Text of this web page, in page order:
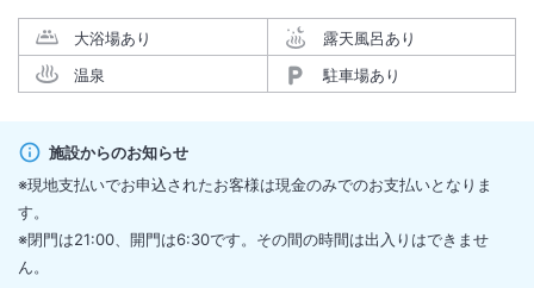
大浴場あり
露天風呂あり
温泉
駐車場あり
施設からのお知らせ
※現地支払いでお申込されたお客様は現金のみでのお支払いとなりま
す。
※閉門は21:00、開門は6:30です。その間の時間は出入りはできませ
ん。